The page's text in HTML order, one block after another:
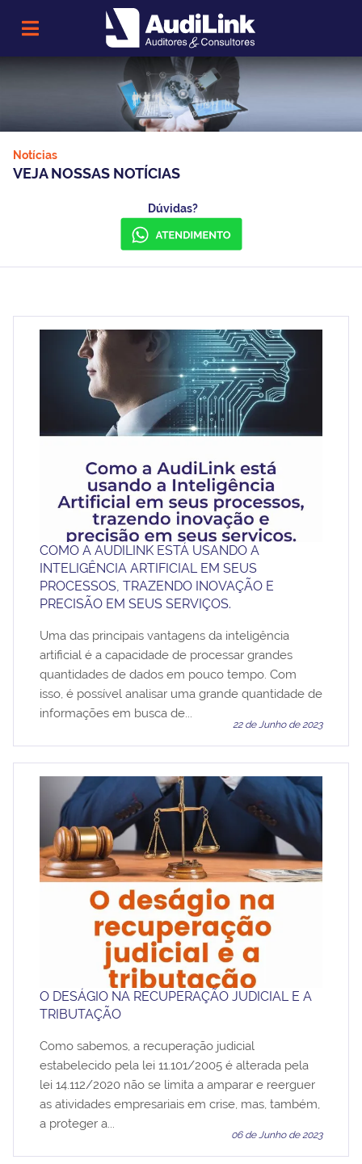
Notícias
VEJA NOSSAS NOTÍCIAS
Dúvidas?
COMO A AUDILINK ESTÁ USANDO A
INTELIGÊNCIA ARTIFICIAL EM SEUS
PROCESSOS, TRAZENDO INOVAÇÃO E
PRECISÃO EM SEUS SERVIÇOS.
Uma das principais vantagens da inteligência
artificial é a capacidade de processar grandes
quantidades de dados em pouco tempo. Com
isso, é possível analisar uma grande quantidade de
informações em busca de...
22 de Junho de 2023
O DESÁGIO NA RECUPERAÇÃO JUDICIAL E A
TRIBUTAÇÃO
Como sabemos, a recuperação judicial
estabelecido pela lei 11.101/2005 é alterada pela
lei 14.112/2020 não se limita a amparar e reerguer
as atividades empresariais em crise, mas, também,
a proteger a...
06 de Junho de 2023